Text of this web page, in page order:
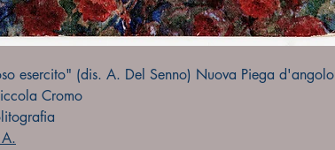
esercito" (dis. A. Del Senno) Nuova Piega d'angolo
Cromo